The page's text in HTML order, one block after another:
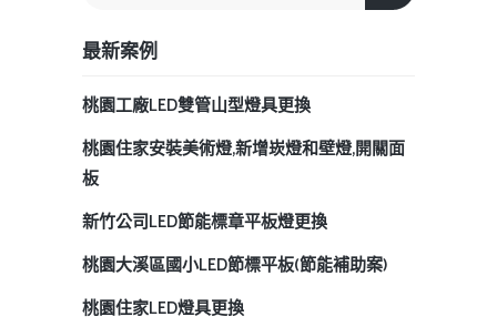
最新案例
桃園工廠LED雙管山型燈具更換
桃園住家安裝美術燈,新增崁燈和壁燈,開關面
板
新竹公司LED節能標章平板燈更換
桃園大溪區國小LED節標平板(節能補助案)
桃園住家LED燈具更換